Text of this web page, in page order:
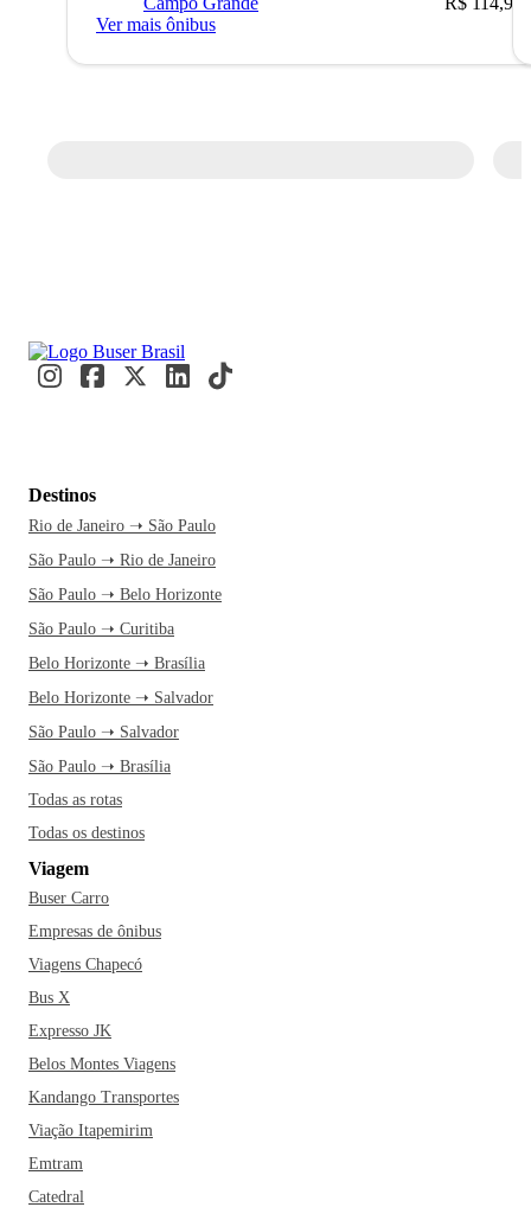
Ver mais ônibus
Destinos
Rio de Janeiro ➝ São Paulo
São Paulo ➝ Rio de Janeiro
São Paulo ➝ Belo Horizonte
São Paulo ➝ Curitiba
Belo Horizonte ➝ Brasília
Belo Horizonte ➝ Salvador
São Paulo ➝ Salvador
São Paulo ➝ Brasília
Todas as rotas
Todas os destinos
Viagem
Buser Carro
Empresas de ônibus
Viagens Chapecó
Bus X
Expresso JK
Belos Montes Viagens
Kandango Transportes
Viação Itapemirim
Emtram
Catedral